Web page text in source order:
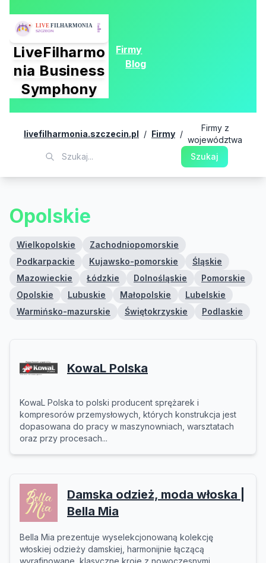
LiveFilharmo
nia Business
Symphony
Firmy
Blog
livefilharmonia.szczecin.pl / Firmy /
Firmy z
województwa
Szukaj
Opolskie
Wielkopolskie
Zachodniopomorskie
Podkarpackie
Kujawsko-pomorskie
Śląskie
Mazowieckie
Łódzkie Dolnośląskie
Pomorskie
Opolskie
Lubuskie Małopolskie
Lubelskie
Warmińsko-mazurskie
Świętokrzyskie Podlaskie
KowaL Polska
KowaL Polska to polski producent sprężarek i
kompresorów przemysłowych, których konstrukcja jest
dopasowana do pracy w maszynowniach, warsztatach
oraz przy procesach...
Damska odzież, moda włoska |
Bella Mia
Bella Mia prezentuje wyselekcjonowaną kolekcję
włoskiej odzieży damskiej, harmonijnie łączącą
wyrafinowane, klasyczne kroje z nowoczesnymi